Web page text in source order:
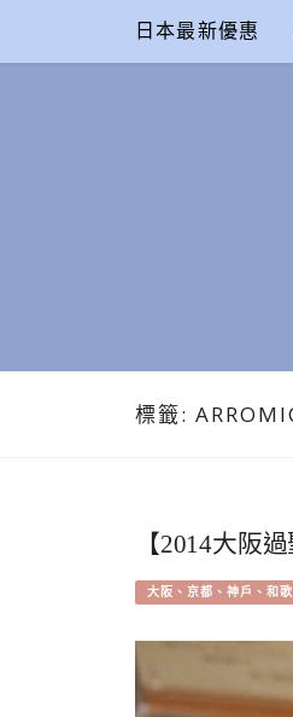
content
日本最新優惠
凱的
標籤:
【2014大阪
大阪、京都、神戶、和